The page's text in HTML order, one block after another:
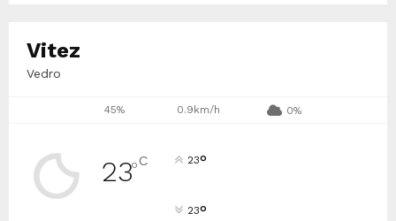
Vitez
Vedro
45% 0.9km/h 0%
23°C 23°
23°